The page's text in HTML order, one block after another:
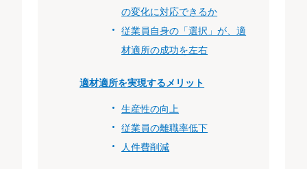
の変化に対応できるか
従業員自身の「選択」が、適
材適所の成功を左右
適材適所を実現するメリット
生産性の向上
従業員の離職率低下
人件費削減